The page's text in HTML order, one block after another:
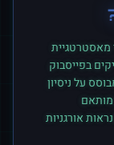
מאסטרטגיית
בפייסבוק
על ניסיון
מותאם
אורגניות